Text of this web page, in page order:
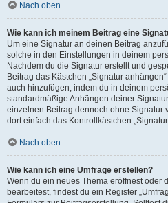
Nach oben
Wie kann ich meinem Beitrag eine
Um eine Signatur an deinen Beitrag
solche in den Einstellungen in deinem
Nachdem du die Signatur erstellt und
Beitrag das Kästchen „Signatur
auch hinzufügen, indem du in deinem
standardmäßige Anhängen deiner
einzelnen Beitrag dennoch ohne Signatur
dort einfach das Kontrollkästchen
Nach oben
Wie kann ich eine Umfrage erstellen?
Wenn du ein neues Thema eröffnest oder
bearbeitest, findest du ein Register